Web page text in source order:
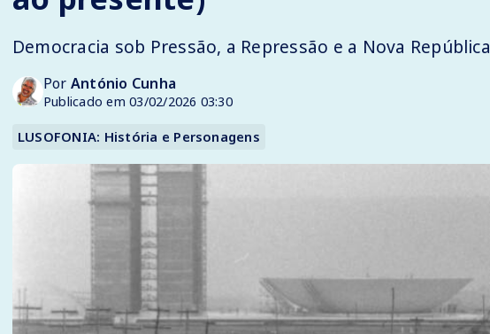
Democracia sob Pressão, a Repressão e a Nova República
Por António Cunha
Publicado em 03/02/2026 03:30
LUSOFONIA: História e Personagens